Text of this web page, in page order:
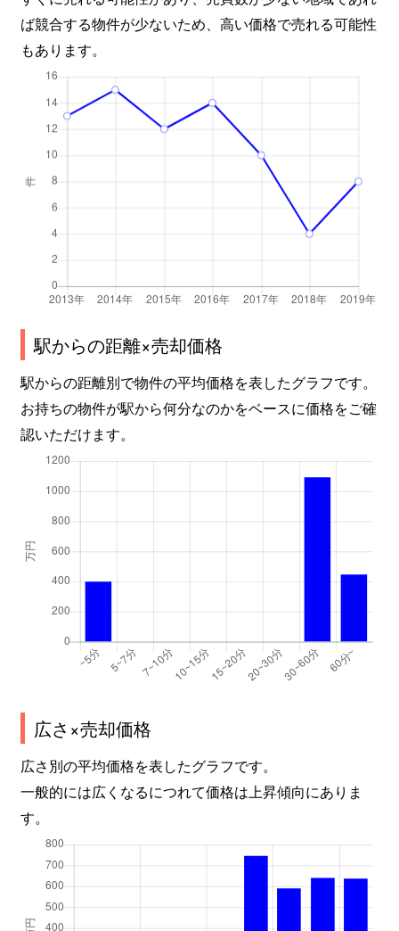
ば競合する物件が少ないため、高い価格で売れる可能性
もあります。
駅からの距離×売却価格
駅からの距離別で物件の平均価格を表したグラフです。
お持ちの物件が駅から何分なのかをベースに価格をご確
認いただけます。
広さ×売却価格
広さ別の平均価格を表したグラフです。
一般的には広くなるにつれて価格は上昇傾向にありま
す。